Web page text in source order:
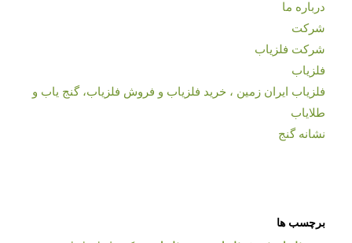
درباره ما
شرکت
شرکت فلزیاب
فلزیاب
فلزیاب ایران زمین ، خرید فلزیاب و فروش فلزیاب، گنج یاب و
طلایاب
نشانه گنج
برچسب ها